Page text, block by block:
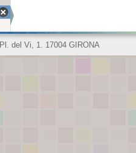
Pl. del Vi, 1. 17004 GIRONA